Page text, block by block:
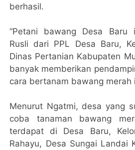
berhasil.
“Petani bawang Desa Baru
Rusli dari PPL Desa Baru,
Dinas Pertanian Kabupaten
banyak memberikan
cara bertanam bawang merah
Menurut Ngatmi, desa yang
coba tanaman bawang
terdapat di Desa Baru,
Rahayu, Desa Sungai Landai